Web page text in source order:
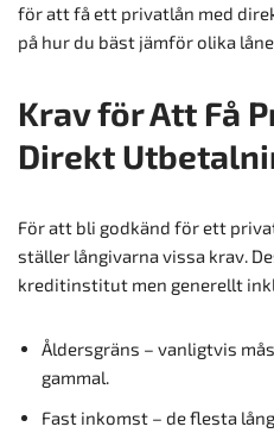
för att få ett privatlån med
på hur du bäst jämför olika
Krav för Att Få
Direkt
För att bli godkänd för ett
ställer långivarna vissa krav.
kreditinstitut men generellt
Åldersgräns – vanligtvis
gammal.
Fast inkomst – de flesta